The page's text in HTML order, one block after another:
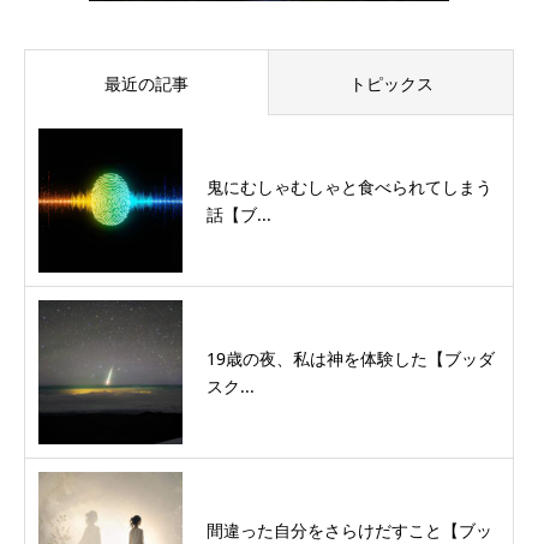
最近の記事 トピックス
鬼にむしゃむしゃと食べられてしまう
話【ブ...
19歳の夜、私は神を体験した【ブッダ
スク...
間違った自分をさらけだすこと【ブッ